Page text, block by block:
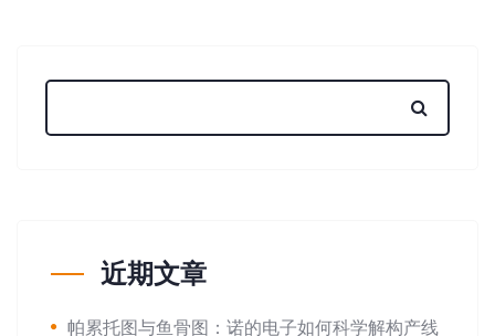
近期文章
帕累托图与鱼骨图：诺的电子如何科学解构产线